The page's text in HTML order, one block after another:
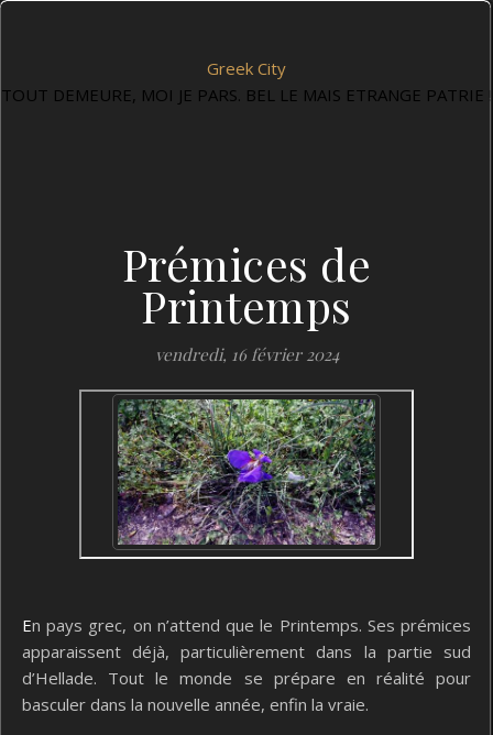
Greek City
TOUT DEMEURE, MOI JE PARS. BEL LE MAIS ETRANGE PATRIE !
Prémices de
Printemps
vendredi, 16 février 2024
En pays grec, on n’attend que le Printemps. Ses prémices
apparaissent déjà, particulièrement dans la partie sud
d’Hellade. Tout le monde se prépare en réalité pour
basculer dans la nouvelle année, enfin la vraie.